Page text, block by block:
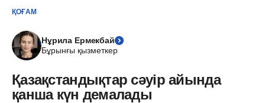
ҚОҒАМ
Нұрила Ермекбай
Бұрынғы қызметкер
Қазақстандықтар сәуір айында
қанша күн демалады